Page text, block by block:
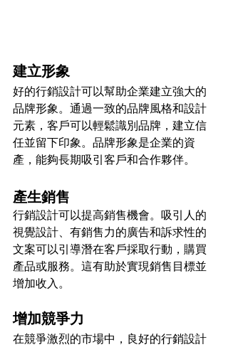
建立形象
好的行銷設計可以幫助企業建立強大的
品牌形象。通過一致的品牌風格和設計
元素，客戶可以輕鬆識別品牌，建立信
任並留下印象。品牌形象是企業的資
產，能夠長期吸引客戶和合作夥伴。
產生銷售
行銷設計可以提高銷售機會。吸引人的
視覺設計、有銷售力的廣告和訴求性的
文案可以引導潛在客戶採取行動，購買
產品或服務。這有助於實現銷售目標並
增加收入。
增加競爭力
在競爭激烈的市場中，良好的行銷設計